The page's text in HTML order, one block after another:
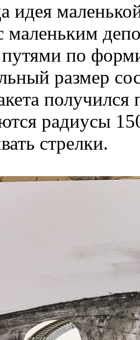
идея
маленьким
по
размер
радиусы
стрелки.